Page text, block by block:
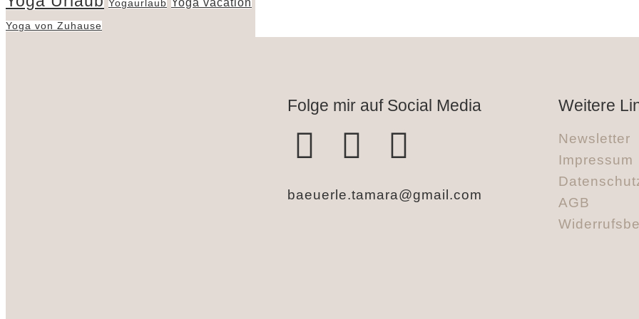
Yogaurlaub
Yoga von Zuhause
Folge mir auf Social Media
baeuerle.tamara@gmail.com
Weitere
Newsletter
Impressum
AGB